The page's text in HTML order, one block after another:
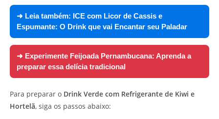
➜ Leia também: ICE com Licor de Cassis e
Espumante: O Drink que vai Encantar seu Paladar
➜ Experimente Feijoada Pernambucana: Aprenda a
preparar essa delícia tradicional
Para preparar o Drink Verde com Refrigerante de Kiwi e
Hortelã, siga os passos abaixo: